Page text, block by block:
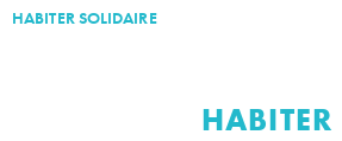
HABITER SOLIDAIRE
HABITER